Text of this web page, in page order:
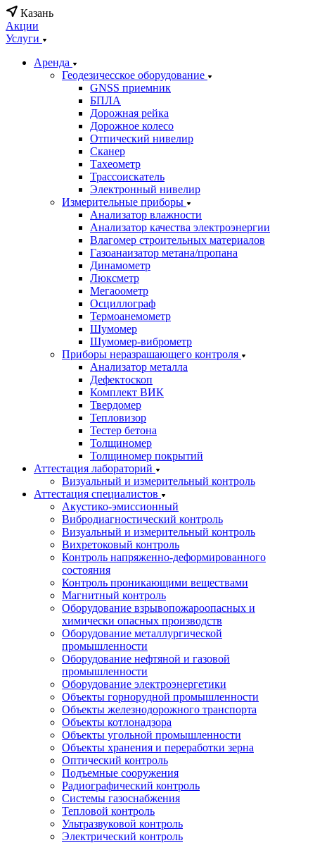
Казань
Акции
Услуги
Аренда
Геодезичесское оборудование
GNSS приемник
БПЛА
Дорожная рейка
Дорожное колесо
Отпический нивелир
Сканер
Тахеометр
Трассоискатель
Электронный нивелир
Измерительные приборы
Анализатор влажности
Анализатор качества электроэнергии
Влагомер строительных материалов
Газоанаизатор метана/пропана
Динамометр
Люксметр
Мегаоометр
Осциллограф
Термоанемометр
Шумомер
Шумомер-виброметр
Приборы неразрашающего контроля
Анализатор металла
Дефектоскоп
Комплект ВИК
Твердомер
Тепловизор
Тестер бетона
Толщиномер
Толщиномер покрытий
Аттестация лабораторий
Визуальный и измерительный контроль
Аттестация специалистов
Акустико-эмиссионный
Вибродиагностический контроль
Визуальный и измерительный контроль
Вихретоковый контроль
Контроль напряженно-деформированного
состояния
Контроль проникающими веществами
Магнитный контроль
Оборудование взрывопожароопасных и
химически опасных производств
Оборудование металлургической
промышленности
Оборудование нефтяной и газовой
промышленности
Оборудование электроэнергетики
Объекты горнорудной промышленности
Объекты железнодорожного транспорта
Объекты котлонадзора
Объекты угольной промышленности
Объекты хранения и переработки зерна
Оптический контроль
Подъемные сооружения
Радиографический контроль
Системы газоснабжения
Тепловой контроль
Ультразвуковой контроль
Электрический контроль